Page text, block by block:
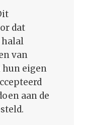
dat
van
hun eigen
aan de